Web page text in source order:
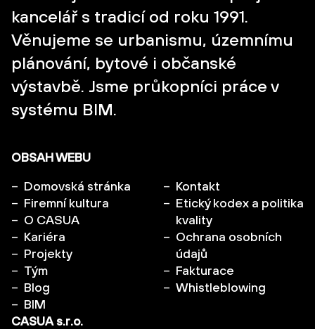
kancelář s tradicí od roku 1991.
Věnujeme se urbanismu, územnímu
plánování, bytové i občanské
výstavbě. Jsme průkopníci práce v
systému BIM.
CASUA s.r.o.
OBSAH WEBU
Domovská stránka
Firemní kultura
O CASUA
Kariéra
Projekty
Tým
Blog
BIM
Kontakt
Etický kodex a politika
kvality
Ochrana osobních
údajů
Fakturace
Whistleblowing